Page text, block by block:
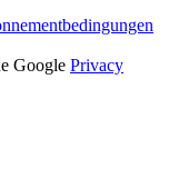
Google Privacy